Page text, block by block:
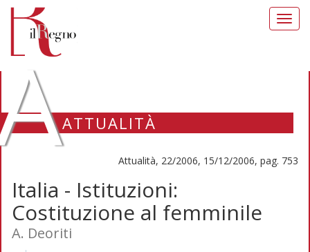
ATTUALITÀ
Attualità, 22/2006, 15/12/2006, pag. 753
Italia - Istituzioni:
Costituzione al femminile
A. Deoriti